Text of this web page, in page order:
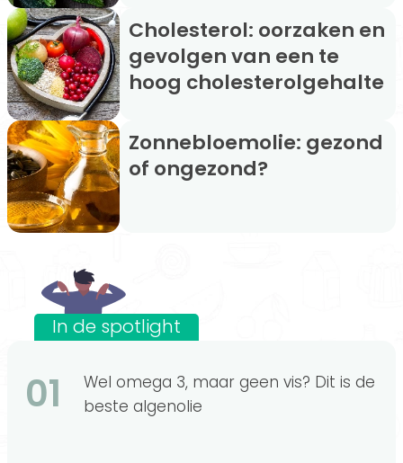
Cholesterol: oorzaken en
gevolgen van een te
hoog cholesterolgehalte
Zonnebloemolie: gezond
of ongezond?
In de spotlight
01
Wel omega 3, maar geen vis? Dit is de
beste algenolie